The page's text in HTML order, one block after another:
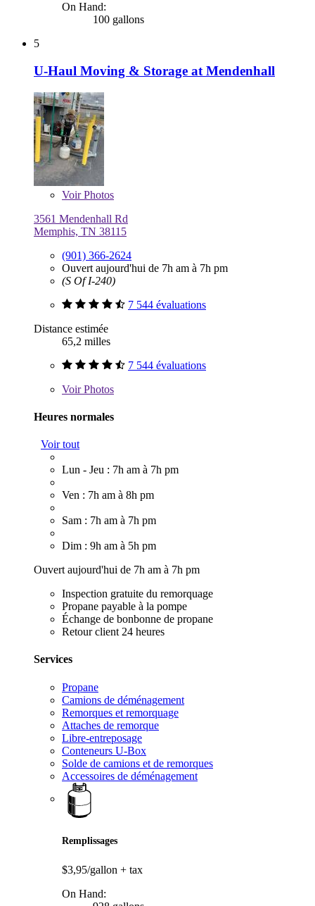
On Hand:
100 gallons
5
U-Haul Moving & Storage at Mendenhall
VoirPhotos
3561 Mendenhall Rd
Memphis, TN 38115
(901) 366-2624
Ouvert aujourd'hui de 7h am à 7h pm
(S Of I-240)
7 544 évaluations
Distance estimée
65,2 milles
7 544 évaluations
VoirPhotos
Heures normales
Voir tout
Lun - Jeu : 7h am à 7h pm
Ven : 7h am à 8h pm
Sam : 7h am à 7h pm
Dim : 9h am à 5h pm
Ouvert aujourd'hui de 7h am à 7h pm
Inspection gratuite du remorquage
Propane payable à la pompe
Échange de bonbonne de propane
Retour client 24 heures
Services
Propane
Camions de déménagement
Remorques et remorquage
Attaches de remorque
Libre-entreposage
Conteneurs U-Box
Solde de camions et de remorques
Accessoires de déménagement
Remplissages
$3,95/gallon + tax
On Hand: